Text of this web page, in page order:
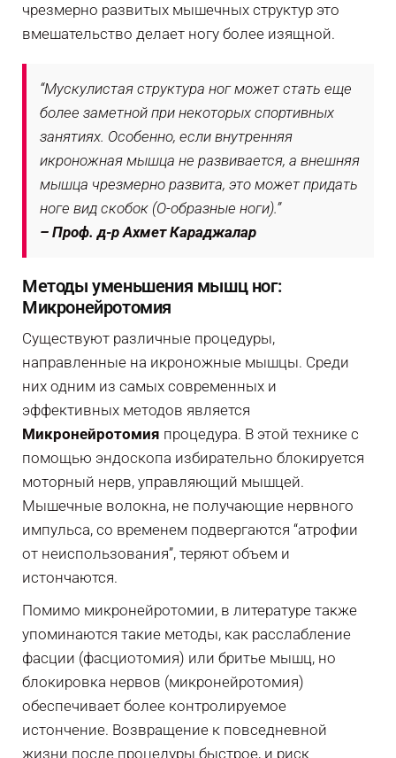
чрезмерно развитых мышечных структур это
вмешательство делает ногу более изящной.
“Мускулистая структура ног может стать еще
более заметной при некоторых спортивных
занятиях. Особенно, если внутренняя
икроножная мышца не развивается, а внешняя
мышца чрезмерно развита, это может придать
ноге вид скобок (O-образные ноги).”
– Проф. д-р Ахмет Караджалар
Методы уменьшения мышц ног:
Микронейротомия
Существуют различные процедуры,
направленные на икроножные мышцы. Среди
них одним из самых современных и
эффективных методов является
Микронейротомия процедура. В этой технике с
помощью эндоскопа избирательно блокируется
моторный нерв, управляющий мышцей.
Мышечные волокна, не получающие нервного
импульса, со временем подвергаются “атрофии
от неиспользования”, теряют объем и
истончаются.
Помимо микронейротомии, в литературе также
упоминаются такие методы, как расслабление
фасции (фасциотомия) или бритье мышц, но
блокировка нервов (микронейротомия)
обеспечивает более контролируемое
истончение. Возвращение к повседневной
жизни после процедуры быстрое, и риск